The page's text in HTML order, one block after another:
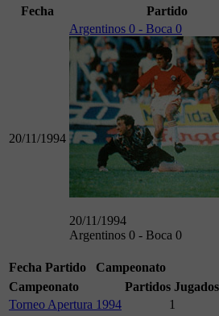
Fecha Partido
20/11/1994
Argentinos 0 - Boca 0
20/11/1994
Argentinos 0 - Boca 0
Fecha Partido
Campeonato
Campeonato
Partidos Jugados
Torneo Apertura 1994
1